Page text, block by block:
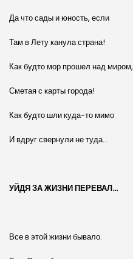
Да что сады и юность, если
Там в Лету канула страна!
Как будто мор прошел над миром,
Сметая с карты города!
Как будто шли куда-то мимо
И вдруг свернули не туда…
УЙДЯ ЗА ЖИЗНИ ПЕРЕВАЛ…
Все в этой жизни бывало.